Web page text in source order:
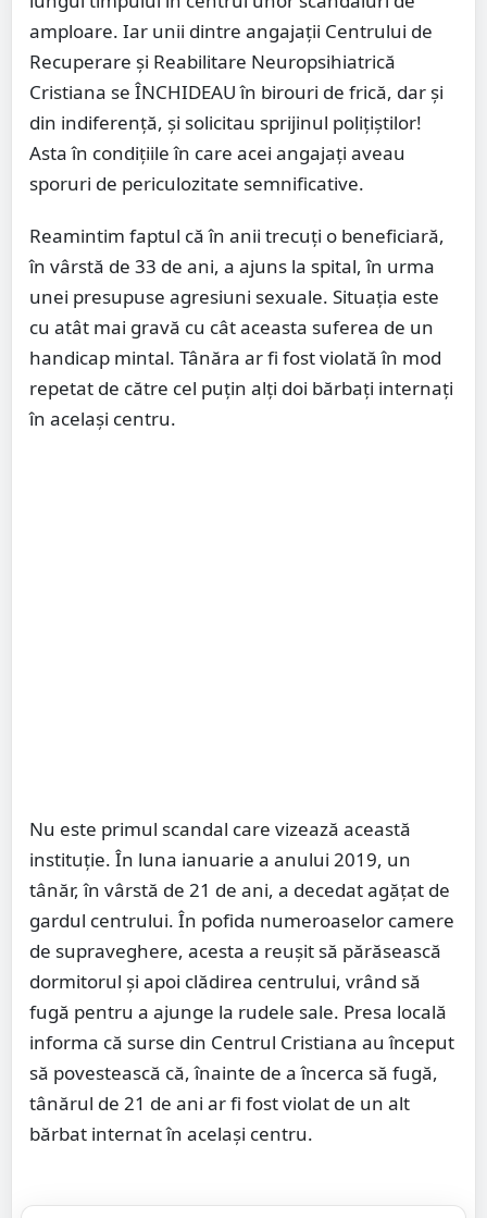
amploare. Iar unii dintre angajații Centrului de
Recuperare şi Reabilitare Neuropsihiatrică
Cristiana se ÎNCHIDEAU în birouri de frică, dar și
din indiferență, și solicitau sprijinul polițiștilor!
Asta în condițiile în care acei angajați aveau
sporuri de periculozitate semnificative.
Reamintim faptul că în anii trecuți o beneficiară,
în vârstă de 33 de ani, a ajuns la spital, în urma
unei presupuse agresiuni sexuale. Situația este
cu atât mai gravă cu cât aceasta suferea de un
handicap mintal. Tânăra ar fi fost violată în mod
repetat de către cel puţin alţi doi bărbaţi internaţi
în acelaşi centru.
Nu este primul scandal care vizează această
instituție. În luna ianuarie a anului 2019, un
tânăr, în vârstă de 21 de ani, a decedat agățat de
gardul centrului. În pofida numeroaselor camere
de supraveghere, acesta a reușit să părăsească
dormitorul și apoi clădirea centrului, vrând să
fugă pentru a ajunge la rudele sale. Presa locală
informa că surse din Centrul Cristiana au început
să povestească că, înainte de a încerca să fugă,
tânărul de 21 de ani ar fi fost violat de un alt
bărbat internat în același centru.